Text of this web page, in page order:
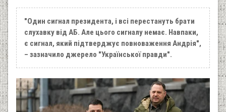
"Один сигнал президента, і всі перестануть брати
слухавку від АБ. Але цього сигналу немає. Навпаки,
є сигнал, який підтверджує повноваження Андрія",
– зазначило джерело "Української правди".